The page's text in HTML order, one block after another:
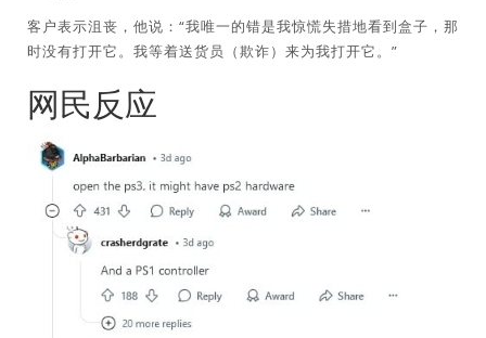
客户表示沮丧，他说：“我唯一的错是我惊慌失措地看到盒子，那
时没有打开它。我等着送货员（欺诈）来为我打开它。”
网民反应